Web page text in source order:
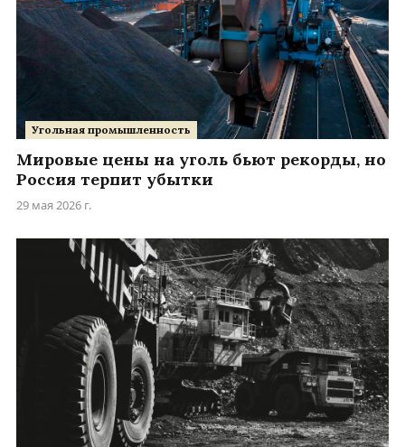
Угольная промышленность
Мировые цены на уголь бьют рекорды, но
Россия терпит убытки
29 мая 2026 г.